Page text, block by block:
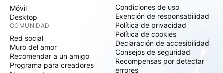
Móvil
Desktop
COMUNIDAD
Red social
Muro del amor
Recomendar a un amigo
Programa para creadores
Condiciones de uso
Exención de responsabilidad
Política de privacidad
Política de cookies
Declaración de accesibilidad
Consejos de seguridad
Recompensas por detectar
errores